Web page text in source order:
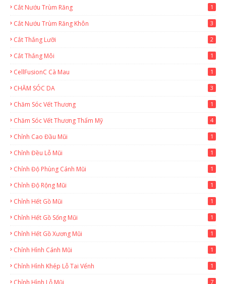
Cắt Nướu Trùm Răng 1
Cắt Nướu Trùm Răng Khôn 3
Cắt Thắng Lưỡi 2
Cắt Thắng Môi 1
CellFusionC Cà Mau 1
CHĂM SÓC DA 3
Chăm Sóc Vết Thương 1
Chăm Sóc Vết Thương Thẩm Mỹ 4
Chỉnh Cao Đầu Mũi 1
Chỉnh Đều Lỗ Mũi 1
Chỉnh Độ Phùng Cánh Mũi 1
Chỉnh Độ Rộng Mũi 1
Chỉnh Hết Gồ Mũi 1
Chỉnh Hết Gồ Sống Mũi 1
Chỉnh Hết Gồ Xương Mũi 1
Chỉnh Hình Cánh Mũi 1
Chỉnh Hình Khép Lỗ Tai Vểnh 1
7